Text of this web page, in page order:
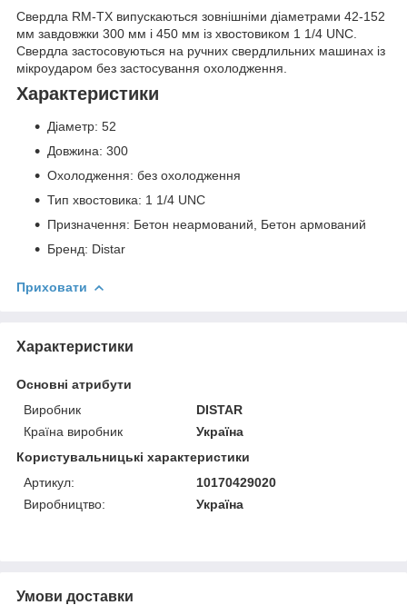
Свердла RM-TX випускаються зовнішніми діаметрами 42-152
мм завдовжки 300 мм і 450 мм із хвостовиком 1 1/4 UNC.
Свердла застосовуються на ручних свердлильних машинах із
мікроударом без застосування охолодження.
Характеристики
Діаметр: 52
Довжина: 300
Охолодження: без охолодження
Тип хвостовика: 1 1/4 UNC
Призначення: Бетон неармований, Бетон армований
Бренд: Distar
Приховати
Характеристики
Основні атрибути
Виробник
DISTAR
Країна виробник
Україна
Користувальницькі характеристики
Артикул:
10170429020
Виробництво:
Україна
Умови доставки